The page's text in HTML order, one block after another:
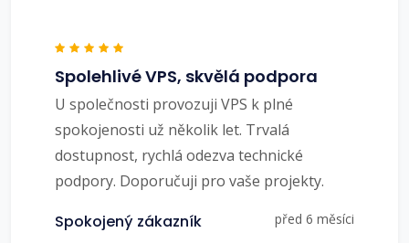
Spolehlivé VPS, skvělá podpora
U společnosti provozuji VPS k plné
spokojenosti už několik let. Trvalá
dostupnost, rychlá odezva technické
podpory. Doporučuji pro vaše projekty.
Spokojený zákazník před 6 měsíci